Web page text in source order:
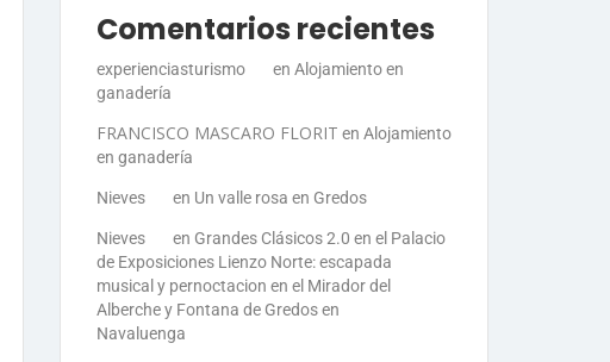
Comentarios recientes
experienciasturismo en Alojamiento en
ganadería
FRANCISCO MASCARO FLORIT en Alojamiento
en ganadería
Nieves en Un valle rosa en Gredos
Nieves en Grandes Clásicos 2.0 en el Palacio
de Exposiciones Lienzo Norte: escapada
musical y pernoctacion en el Mirador del
Alberche y Fontana de Gredos en
Navaluenga